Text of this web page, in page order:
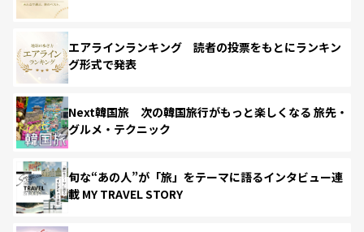
エアラインランキング 読者の投票をもとにランキン
グ形式で発表
Next韓国旅 次の韓国旅行がもっと楽しくなる 旅先・
グルメ・テクニック
旬な“あの人”が「旅」をテーマに語るインタビュー連
載 MY TRAVEL STORY